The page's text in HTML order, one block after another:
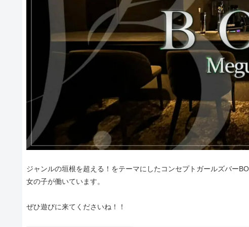
ジャンルの垣根を超える！をテーマにしたコンセプトガールズバー
女の子が働いています。
ぜひ遊びに来てくださいね！！